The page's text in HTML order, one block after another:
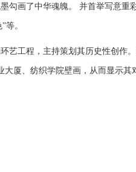
勾画了中华魂魄。 并首举写意重
等。
艺工程，主持策划其历史性创作
厦、纺织学院壁画，从而显示其